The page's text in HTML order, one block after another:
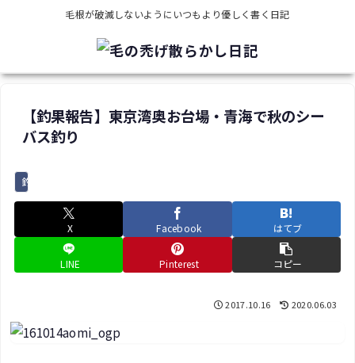
毛根が破滅しないようにいつもより優しく書く日記
【釣果報告】東京湾奥お台場・青海で秋のシー
バス釣り
釣り
X Facebook はてブ
LINE Pinterest コピー
2017.10.16 2020.06.03